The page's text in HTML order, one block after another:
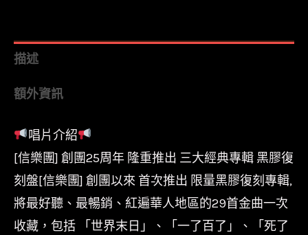
信
團
-
海
闊
天
空/AVCLP99010/avex
描述
額外資訊
唱片介紹
[信樂團] 創團25周年 隆重推出 三大經典專輯 黑膠復
刻盤[信樂團] 創團以來 首次推出 限量黑膠復刻專輯,
將最好聽、最暢銷、紅遍華人地區的29首金曲一次
收藏，包括 「世界末日」、「一了百了」、「死了